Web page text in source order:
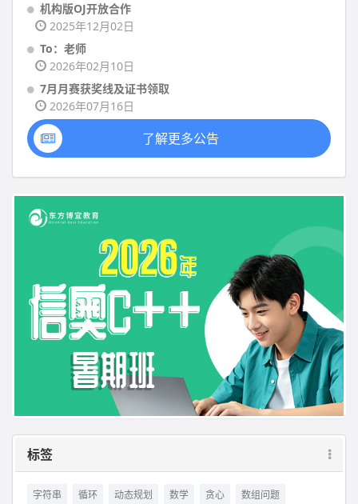
机构版OJ开放合作
2025年12月02日
To：老师
2026年02月10日
7月月赛获奖线及证书领取
2026年07月16日
了解更多公告
标签
字符串 循环 动态规划 数学 贪心 数组问题